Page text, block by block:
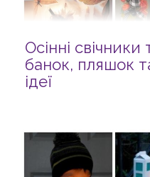
Осінні свічники
банок, пляшок
ідеї